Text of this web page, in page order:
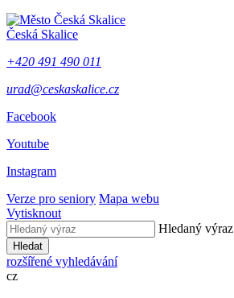
Česká Skalice
+420 491 490 011
urad@ceskaskalice.cz
Facebook
Youtube
Instagram
Verze pro seniory Mapa webu
Vytisknout
Hledaný výraz
Hledat
rozšířené vyhledávání
cz